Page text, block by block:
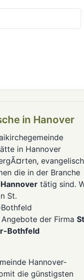
in Hanover
in Hannover
die in der Branche
Hannover tätig sind.
St.
der Firma
Bothfeld
Hannover-
die günstigsten